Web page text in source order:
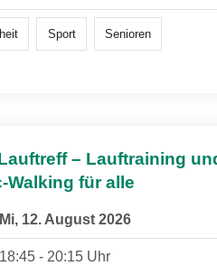
Sport Senioren
– Lauftraining
Walking für alle
Mi, 12. August 2026
18:45 - 20:15 Uhr